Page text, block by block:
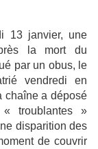
13 janvier, une
la mort du
par un obus, le
vendredi en
chaîne a déposé
« troublantes »
disparition des
de couvrir